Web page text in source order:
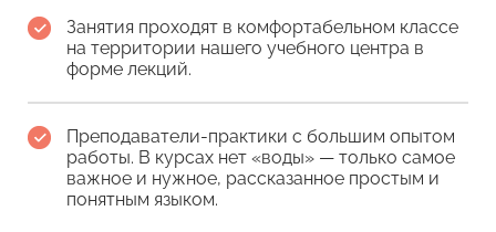
Занятия проходят в комфортабельном классе
на территории нашего учебного центра в
форме лекций.
Преподаватели-практики с большим опытом
работы. В курсах нет «воды» — только самое
важное и нужное, рассказанное простым и
понятным языком.